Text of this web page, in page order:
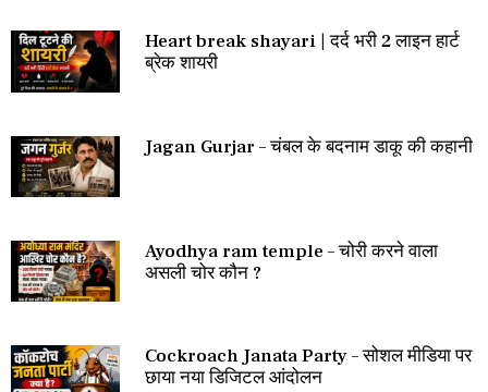
Heart break shayari | दर्द भरी 2 लाइन हार्ट
ब्रेक शायरी
Jagan Gurjar – चंबल के बदनाम डाकू की कहानी
Ayodhya ram temple – चोरी करने वाला
असली चोर कौन ?
Cockroach Janata Party – सोशल मीडिया पर
छाया नया डिजिटल आंदोलन